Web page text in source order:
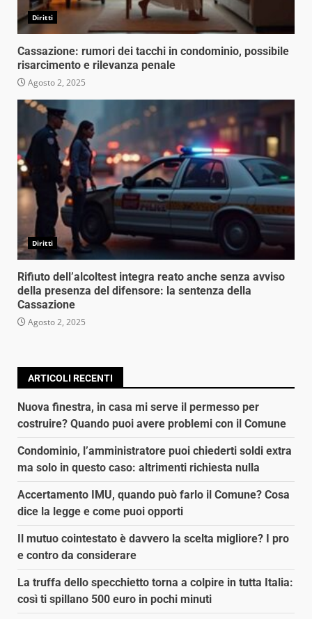
Diritti
Cassazione: rumori dei tacchi in condominio, possibile
risarcimento e rilevanza penale
Agosto 2, 2025
Diritti
Rifiuto dell’alcoltest integra reato anche senza avviso
della presenza del difensore: la sentenza della
Cassazione
Agosto 2, 2025
ARTICOLI RECENTI
Nuova finestra, in casa mi serve il permesso per
costruire? Quando puoi avere problemi con il Comune
Condominio, l’amministratore puoi chiederti soldi extra
ma solo in questo caso: altrimenti richiesta nulla
Accertamento IMU, quando può farlo il Comune? Cosa
dice la legge e come puoi opporti
Il mutuo cointestato è davvero la scelta migliore? I pro
e contro da considerare
La truffa dello specchietto torna a colpire in tutta Italia:
così ti spillano 500 euro in pochi minuti